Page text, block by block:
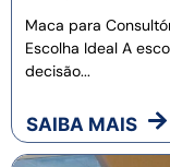
Maca para
Escolha Ideal A
decisão...
SAIBA MAIS